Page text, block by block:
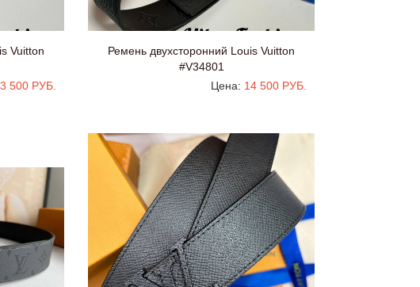
Vuitton
500 РУБ.
Ремень двухсторонний Louis Vuitton
#V34801
Цена: 14 500 РУБ.